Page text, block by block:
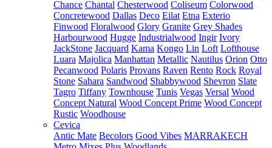
Chance Chantal Chesterwood Coliseum Colorwood
Concretewood Dallas Deco Eilat Etna Exterio
Finwood Floralwood Glory Granite Grey Shades
Harbourwood Hugge Industrialwood Ingir Ivory
JackStone Jacquard Kama Kongo Lin Loft Lofthouse
Luara Majolica Manhattan Metallic Nautilus Orion Otto
Pecanwood Polaris Provans Raven Rento Rock Royal
Stone Sahara Sandwood Shabbywood Shevron Slate
Tagro Tiffany Townhouse Tunis Vegas Versal Wood
Concept Natural Wood Concept Prime Wood Concept
Rustic Woodhouse
Cevica
Antic Mate Becolors Good Vibes MARRAKECH